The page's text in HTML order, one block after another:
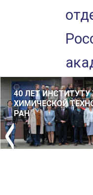
40 ЛЕТ
ХИМИЧЕСКОЙ
РАН